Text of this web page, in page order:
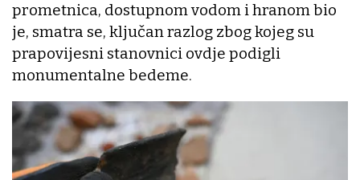
prometnica, dostupnom vodom i hranom bio
je, smatra se, ključan razlog zbog kojeg su
prapovijesni stanovnici ovdje podigli
monumentalne bedeme.